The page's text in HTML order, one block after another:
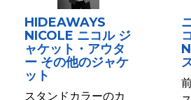
HIDEAWAYS
NICOLE ニコル ジ
ャケット・アウタ
ー その他のジャケ
ット
スタンドカラーのカ